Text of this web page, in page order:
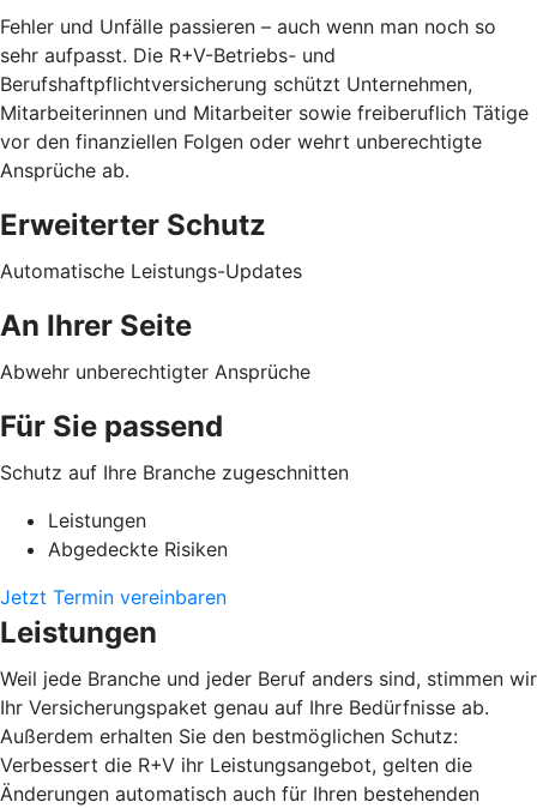
Fehler und Unfälle passieren – auch wenn man noch so
sehr aufpasst. Die R+V-Betriebs- und
Berufshaftpflichtversicherung schützt Unternehmen,
Mitarbeiterinnen und Mitarbeiter sowie freiberuflich Tätige
vor den finanziellen Folgen oder wehrt unberechtigte
Ansprüche ab.
Erweiterter Schutz
Automatische Leistungs-Updates
An Ihrer Seite
Abwehr unberechtigter Ansprüche
Für Sie passend
Schutz auf Ihre Branche zugeschnitten
Leistungen
Abgedeckte Risiken
Jetzt Termin vereinbaren
Leistungen
Weil jede Branche und jeder Beruf anders sind, stimmen wir
Ihr Versicherungspaket genau auf Ihre Bedürfnisse ab.
Außerdem erhalten Sie den bestmöglichen Schutz:
Verbessert die R+V ihr Leistungsangebot, gelten die
Änderungen automatisch auch für Ihren bestehenden